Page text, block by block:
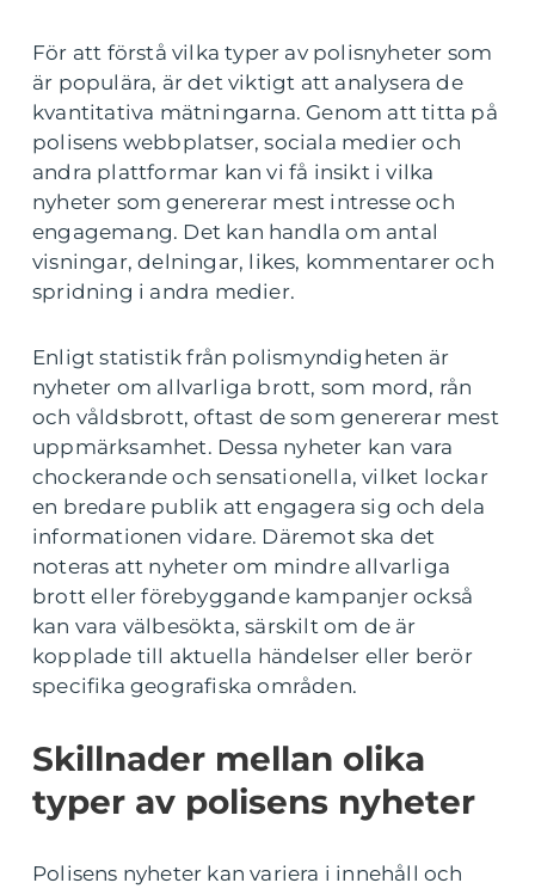
För att förstå vilka typer av polisnyheter som
är populära, är det viktigt att analysera de
kvantitativa mätningarna. Genom att titta på
polisens webbplatser, sociala medier och
andra plattformar kan vi få insikt i vilka
nyheter som genererar mest intresse och
engagemang. Det kan handla om antal
visningar, delningar, likes, kommentarer och
spridning i andra medier.
Enligt statistik från polismyndigheten är
nyheter om allvarliga brott, som mord, rån
och våldsbrott, oftast de som genererar mest
uppmärksamhet. Dessa nyheter kan vara
chockerande och sensationella, vilket lockar
en bredare publik att engagera sig och dela
informationen vidare. Däremot ska det
noteras att nyheter om mindre allvarliga
brott eller förebyggande kampanjer också
kan vara välbesökta, särskilt om de är
kopplade till aktuella händelser eller berör
specifika geografiska områden.
Skillnader mellan olika
typer av polisens nyheter
Polisens nyheter kan variera i innehåll och